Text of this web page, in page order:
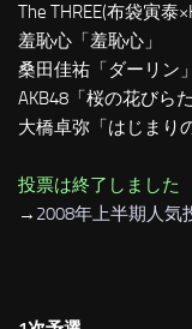
The THREE(布袋寅泰
羞恥心「羞恥心」
桑田佳祐「ダーリン」
AKB48「桜の花びら
大橋卓弥「はじまり
投票は終了しました
→ 2008年上半期人気